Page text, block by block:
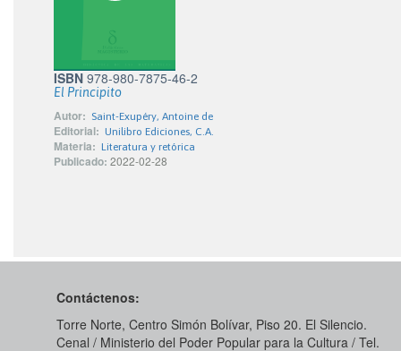
ISBN 978-980-7875-46-2
El Principito
Autor: Saint-Exupéry, Antoine de
Editorial: Unilibro Ediciones, C.A.
Materia: Literatura y retórica
Publicado: 2022-02-28
Contáctenos:
Torre Norte, Centro Simón Bolívar, Piso 20. El Silencio.
Cenal / Ministerio del Poder Popular para la Cultura / Tel.